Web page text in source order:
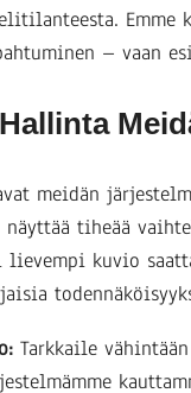
Emme
– vaan
meidän
näyttää tiheää
lievempi kuvio
Tarkkaile